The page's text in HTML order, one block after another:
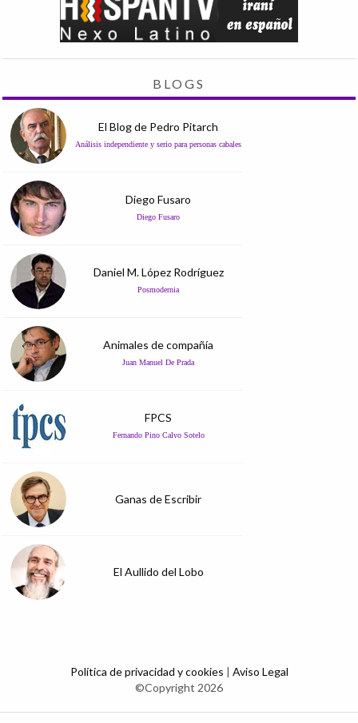
BLOGS
El Blog de Pedro Pitarch
Análisis independiente y serio para personas cabales
Diego Fusaro
Diego Fusaro
Daniel M. López Rodríguez
Posmodernia
Animales de compañía
Juan Manuel De Prada
FPCS
Fernando Pino Calvo Sotelo
Ganas de Escribir
El Aullido del Lobo
Política de privacidad y cookies | Aviso Legal
©Copyright 2026